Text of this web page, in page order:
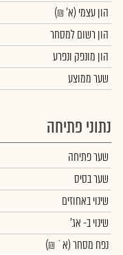
הון עצמי (א' ₪)
הון רשום למסחר
הון מונפק ונפרע
שער ממוצע
נתוני פתיחה
שער פתיחה
שער בסיס
שינוי באחוזים
שינויב- אג'
נפח מסחר(א` ₪)